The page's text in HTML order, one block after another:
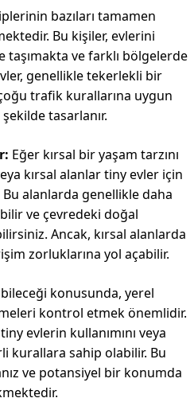
bazıları tamamen
Bu kişiler, evlerini
ve farklı bölgelerde
genellikle tekerlekli bir
trafik kurallarına uygun
tasarlanır.
Eğer kırsal bir yaşam tarzını
kırsal alanlar tiny evler için
alanlarda genellikle daha
ve çevredeki doğal
Ancak, kırsal alanlarda
zorluklarına yol açabilir.
konusunda, yerel
kontrol etmek önemlidir.
evlerin kullanımını veya
kurallara sahip olabilir. Bu
ve potansiyel bir konumda